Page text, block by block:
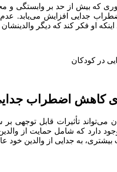
که بیش از حد بر وابستگی
جدایی افزایش می‌یابد.
او فکر کند که دیگر
کاهش اضطراب
می‌تواند تأثیرات قابل توجهی
دارد که شامل حمایت از
بیشتری، به جدایی از والدین